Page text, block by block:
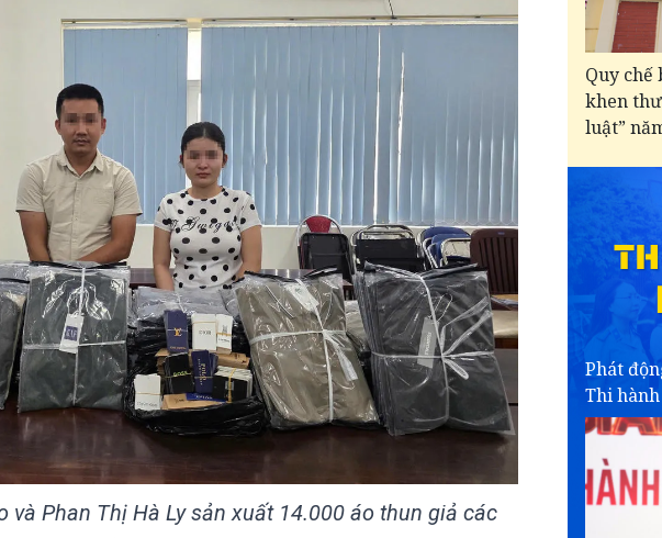
và Phan Thị Hà Ly sản xuất 14.000 áo thun giả các
Quy chế
khen
luật”
Phát
Thi